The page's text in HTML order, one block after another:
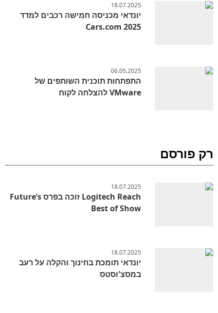
18.07.2025
יונדאי מכניסה חמישה רכבים למדד
Cars.com 2025
06.05.2025
התפתחות תוכנית השותפים של
VMware להצלחה לקוח
רק פורסם
18.07.2025
Logitech Reach זוכה בפרס Future’s
Best of Show
18.07.2025
יונדאי תומכת בחינוך והקלה על רעב
במסצ'וסטס